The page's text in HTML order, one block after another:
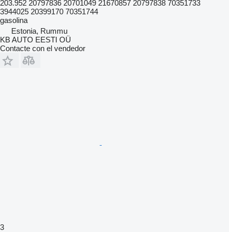
203.952 20797836 20701049 21670857 20797838 70351733
3944025 20399170 70351744
gasolina
Estonia, Rummu
KB AUTO EESTI OÜ
Contacte con el vendedor
3